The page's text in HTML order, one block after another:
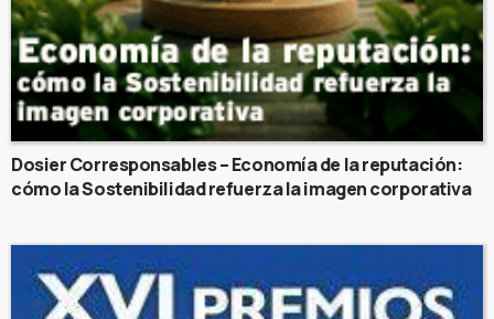
Dosier Corresponsables – Economía de la reputación:
cómo la Sostenibilidad refuerza la imagen corporativa